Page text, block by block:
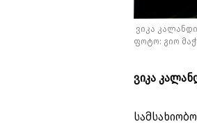
ვიკა
ფოტო: გიო
ვიკა